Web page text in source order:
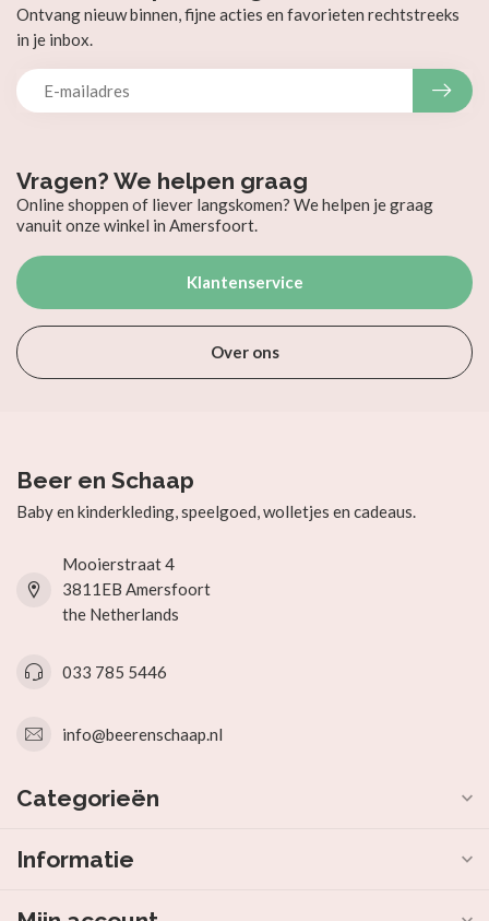
Vragen? We helpen graag
Online shoppen of liever langskomen? We helpen je graag
vanuit onze winkel in Amersfoort.
Klantenservice
Over ons
Ontvang nieuw binnen, fijne acties en favorieten rechtstreeks
in je inbox.
Beer en Schaap
Baby en kinderkleding, speelgoed, wolletjes en cadeaus.
Mooierstraat 4
3811EB Amersfoort
the Netherlands
033 785 5446
info@beerenschaap.nl
Categorieën
Informatie